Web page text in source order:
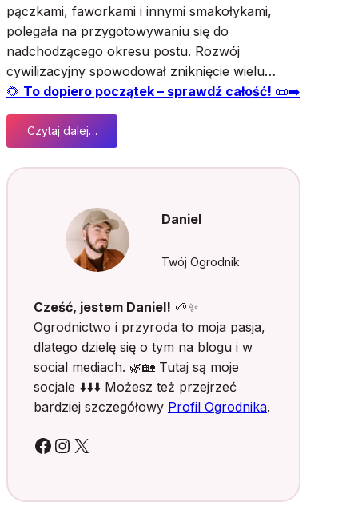
pączkami, faworkami i innymi smakołykami,
polegała na przygotowywaniu się do
nadchodzącego okresu postu. Rozwój
cywilizacyjny spowodował zniknięcie wielu…
🌻 To dopiero początek – sprawdź całość! 📜➡️
Czytaj dalej…
y
a
r
t
e
k
w
a
t
Daniel
Twój Ogrodnik
Cześć, jestem Daniel! 🌱✨
Ogrodnictwo i przyroda to moja pasja,
dlatego dzielę się o tym na blogu i w
social mediach. 🌿🏡 Tutaj są moje
socjale ⬇️⬇️⬇️ Możesz też przejrzeć
bardziej szczegółowy Profil Ogrodnika.
Facebook Instagram X